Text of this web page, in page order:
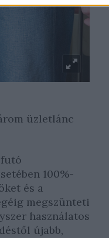
üzletlánc
100%-
és a
megszünteti
használatos
újabb,